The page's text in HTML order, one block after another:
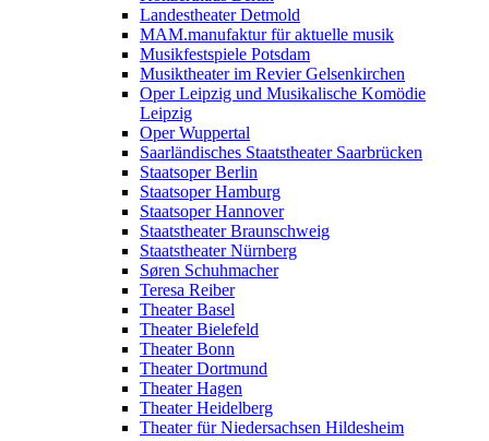
Landestheater Detmold
MAM.manufaktur für aktuelle musik
Musikfestspiele Potsdam
Musiktheater im Revier Gelsenkirchen
Oper Leipzig und Musikalische Komödie
Leipzig
Oper Wuppertal
Saarländisches Staatstheater Saarbrücken
Staatsoper Berlin
Staatsoper Hamburg
Staatsoper Hannover
Staatstheater Braunschweig
Staatstheater Nürnberg
Søren Schuhmacher
Teresa Reiber
Theater Basel
Theater Bielefeld
Theater Bonn
Theater Dortmund
Theater Hagen
Theater Heidelberg
Theater für Niedersachsen Hildesheim